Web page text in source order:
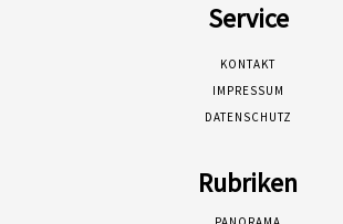
Service
KONTAKT
IMPRESSUM
DATENSCHUTZ
Rubriken